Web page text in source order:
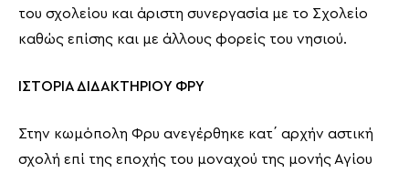
του σχολείου και άριστη συνεργασία με το Σχολείο
καθώς επίσης και με άλλους φορείς του νησιού.
ΙΣΤΟΡΙΑ ΔΙΔΑΚΤΗΡΙΟΥ ΦΡΥ
Στην κωμόπολη Φρυ ανεγέρθηκε κατ΄ αρχήν αστική
σχολή επί της εποχής του μοναχού της μονής Αγίου